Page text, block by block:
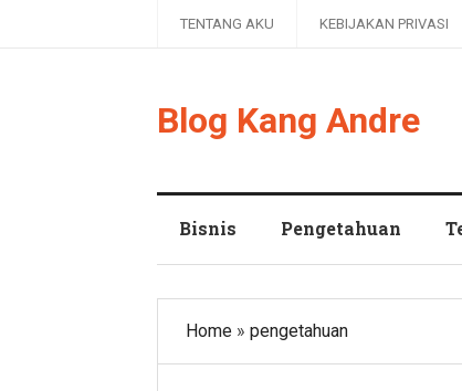
TENTANG AKU KEBIJAKAN PRIVASI
Blog Kang Andre
Bisnis Pengetahuan
Home » pengetahuan